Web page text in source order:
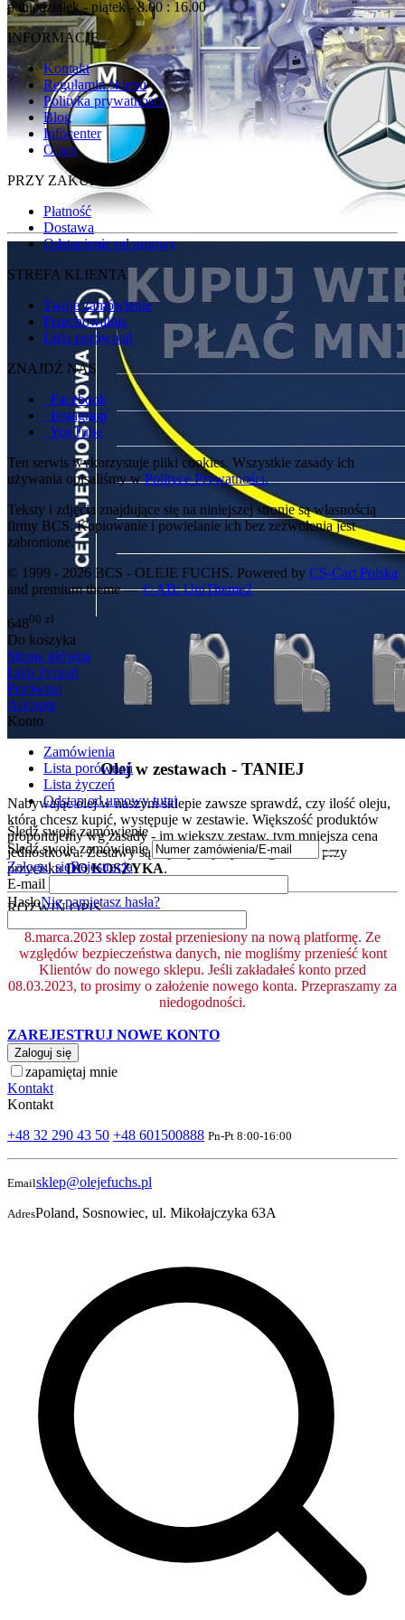
Olej w zestawach - TANIEJ
Nabywając olej w naszym sklepie zawsze sprawdź, czy ilość oleju,
którą chcesz kupić, występuje w zestawie. Większość produktów
proponujemy wg zasady - im większy zestaw, tym mniejsza cena
jednostkowa. Zestawy są najczęściej wyszczególnione przy
przyciskuDO KOSZYKA.
ROZWIŃ OPIS
poniedziałek - piątek - 8.00 : 16.00
INFORMACJE
Kontakt
Regulamin sklepu
Polityka prywatności
Blog
Infocenter
O nas
PRZY ZAKUPIE
Płatność
Dostawa
Odstąpienie od umowy
STREFA KLIENTA
Twoje zamówienie
Przechowalnia
Lista porównań
ZNAJDŹ NAS
Facebook
Instagram
YouTube
Ten serwis wykorzystuje pliki cookies. Wszystkie zasady ich
używania opisaliśmy wPolityce Prywatności.
Teksty i zdjęcia znajdujące się na niniejszej stronie są własnością
firmy BCS. Kopiowanie i powielanie ich bez zezwolenia jest
zabronione.
© 1999 - 2026 BCS - OLEJE FUCHS. Powered by CS-Cart Polska
and premium theme —© AB: UniTheme2
64800 zł
Do koszyka
Strona główna
Lista życzeń
Porównaj
Account
Konto
Zamówienia
Lista porównań
Lista życzeń
Odstąp od umowy tutaj
Śledź swoje zamówienie
Śledź swoje zamówienie
Zaloguj sięRejestracja
E-mail
HasłoNie pamiętasz hasła?
8.marca.2023 sklep został przeniesiony na nową platformę. Ze
względów bezpieczeństwa danych, nie mogliśmy przenieść kont
Klientów do nowego sklepu. Jeśli zakładałeś konto przed
08.03.2023, to prosimy o założenie nowego konta. Przepraszamy za
niedogodności.
ZAREJESTRUJ NOWE KONTO
Zaloguj się
zapamiętaj mnie
Kontakt
Kontakt
+48 32 290 43 50 +48 601500888 Pn-Pt 8:00-16:00
Emailsklep@olejefuchs.pl
AdresPoland, Sosnowiec, ul. Mikołajczyka 63A